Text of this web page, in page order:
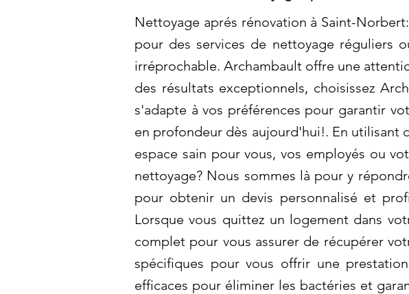
Nettoyage aprés rénovation à Saint-
pour des services de nettoyage réguliers
irréprochable. Archambault offre une
des résultats exceptionnels, choisissez
s'adapte à vos préférences pour garantir
en profondeur dès aujourd'hui!. En utilisant
espace sain pour vous, vos employés ou
nettoyage? Nous sommes là pour y
pour obtenir un devis personnalisé et
Lorsque vous quittez un logement dans
complet pour vous assurer de récupérer
spécifiques pour vous offrir une
efficaces pour éliminer les bactéries et